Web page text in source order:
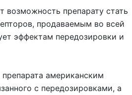
возможность препарату стать
продаваемым во всей
эффектам передозировки и
американским
с передозировками, а